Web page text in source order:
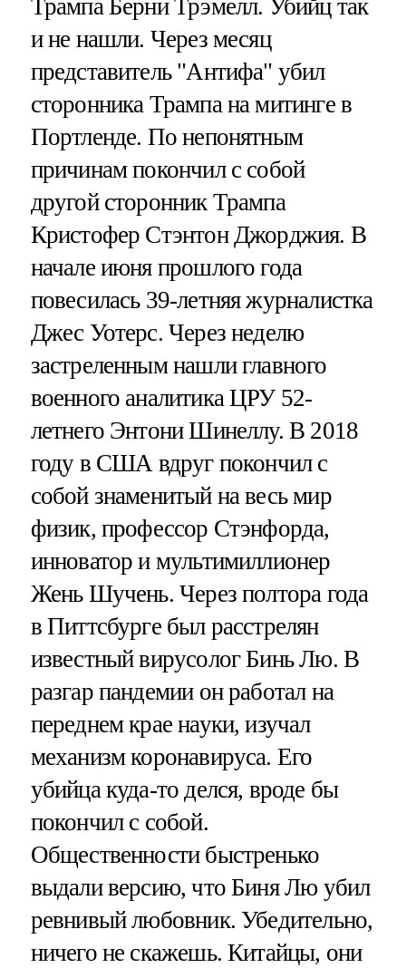
Трампа Берни Трэмелл. Убийц так
и не нашли. Через месяц
представитель "Антифа" убил
сторонника Трампа на митинге в
Портленде. По непонятным
причинам покончил с собой
другой сторонник Трампа
Кристофер Стэнтон Джорджия. В
начале июня прошлого года
повесилась 39-летняя журналистка
Джес Уотерс. Через неделю
застреленным нашли главного
военного аналитика ЦРУ 52-
летнего Энтони Шинеллу. В 2018
году в США вдруг покончил с
собой знаменитый на весь мир
физик, профессор Стэнфорда,
инноватор и мультимиллионер
Жень Шучень. Через полтора года
в Питтсбурге был расстрелян
известный вирусолог Бинь Лю. В
разгар пандемии он работал на
переднем крае науки, изучал
механизм коронавируса. Его
убийца куда-то делся, вроде бы
покончил с собой.
Общественности быстренько
выдали версию, что Биня Лю убил
ревнивый любовник. Убедительно,
ничего не скажешь. Китайцы, они